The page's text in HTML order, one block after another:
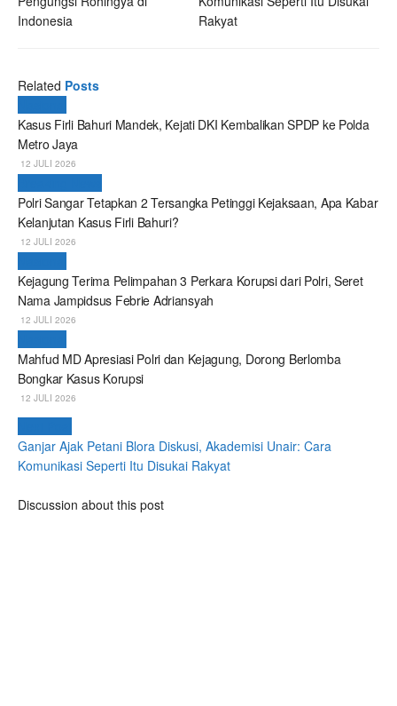
Indonesia
Rakyat
Related Posts
Kasus Firli Bahuri Mandek, Kejati DKI Kembalikan SPDP ke Polda
Metro Jaya
12 JULI 2026
Polri Sangar Tetapkan 2 Tersangka Petinggi Kejaksaan, Apa Kabar
Kelanjutan Kasus Firli Bahuri?
12 JULI 2026
Kejagung Terima Pelimpahan 3 Perkara Korupsi dari Polri, Seret
Nama Jampidsus Febrie Adriansyah
12 JULI 2026
Mahfud MD Apresiasi Polri dan Kejagung, Dorong Berlomba
Bongkar Kasus Korupsi
12 JULI 2026
Ganjar Ajak Petani Blora Diskusi, Akademisi Unair: Cara
Komunikasi Seperti Itu Disukai Rakyat
Discussion about this post